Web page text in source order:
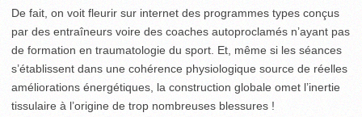
De fait, on voit fleurir sur internet des programmes types conçus
par des entraîneurs voire des coaches autoproclamés n’ayant pas
de formation en traumatologie du sport. Et, même si les séances
s’établissent dans une cohérence physiologique source de réelles
améliorations énergétiques, la construction globale omet l’inertie
tissulaire à l’origine de trop nombreuses blessures !